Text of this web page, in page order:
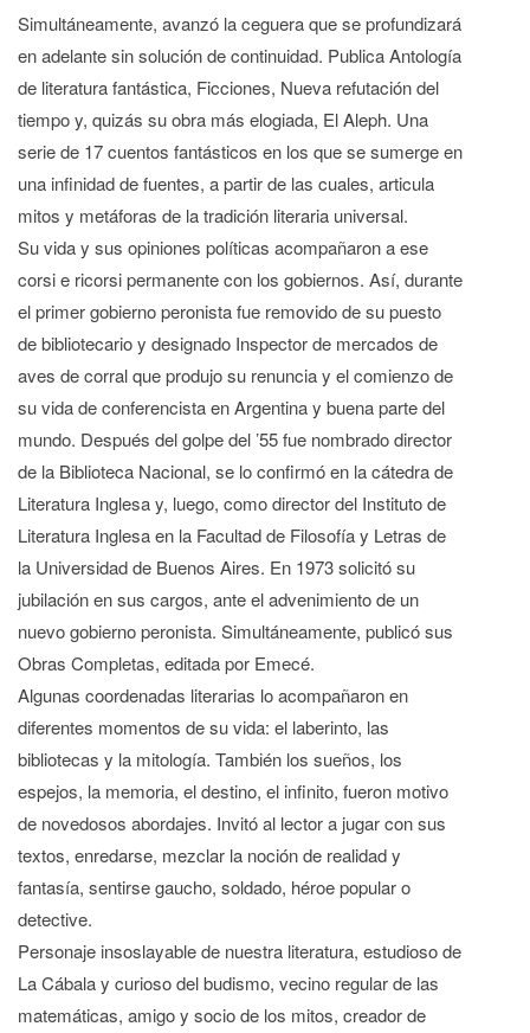
Simultáneamente, avanzó la ceguera que se profundizará
en adelante sin solución de continuidad. Publica Antología
de literatura fantástica, Ficciones, Nueva refutación del
tiempo y, quizás su obra más elogiada, El Aleph. Una
serie de 17 cuentos fantásticos en los que se sumerge en
una infinidad de fuentes, a partir de las cuales, articula
mitos y metáforas de la tradición literaria universal.
Su vida y sus opiniones políticas acompañaron a ese
corsi e ricorsi permanente con los gobiernos. Así, durante
el primer gobierno peronista fue removido de su puesto
de bibliotecario y designado Inspector de mercados de
aves de corral que produjo su renuncia y el comienzo de
su vida de conferencista en Argentina y buena parte del
mundo. Después del golpe del ’55 fue nombrado director
de la Biblioteca Nacional, se lo confirmó en la cátedra de
Literatura Inglesa y, luego, como director del Instituto de
Literatura Inglesa en la Facultad de Filosofía y Letras de
la Universidad de Buenos Aires. En 1973 solicitó su
jubilación en sus cargos, ante el advenimiento de un
nuevo gobierno peronista. Simultáneamente, publicó sus
Obras Completas, editada por Emecé.
Algunas coordenadas literarias lo acompañaron en
diferentes momentos de su vida: el laberinto, las
bibliotecas y la mitología. También los sueños, los
espejos, la memoria, el destino, el infinito, fueron motivo
de novedosos abordajes. Invitó al lector a jugar con sus
textos, enredarse, mezclar la noción de realidad y
fantasía, sentirse gaucho, soldado, héroe popular o
detective.
Personaje insoslayable de nuestra literatura, estudioso de
La Cábala y curioso del budismo, vecino regular de las
matemáticas, amigo y socio de los mitos, creador de